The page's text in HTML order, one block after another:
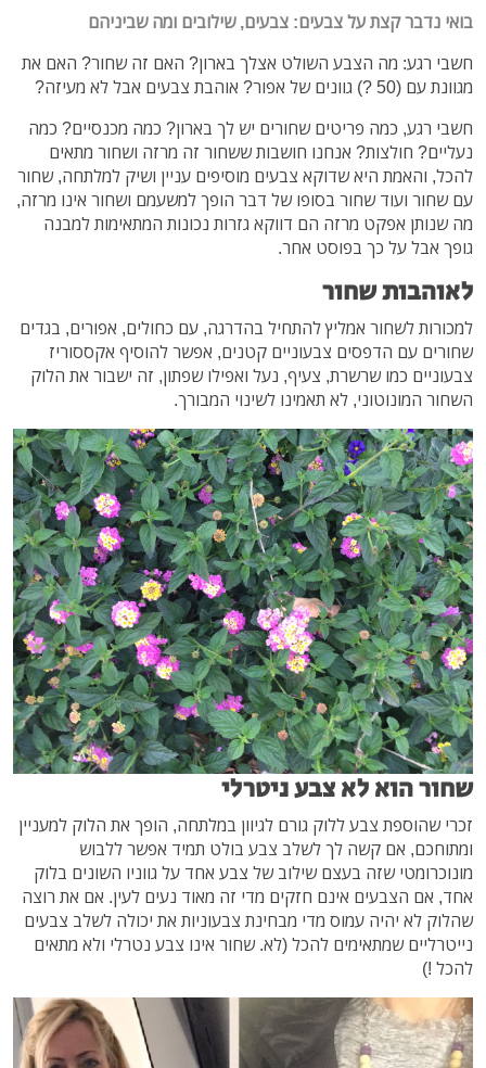
בואי נדבר קצת על צבעים: צבעים, שילובים ומה שביניהם
חשבי רגע: מה הצבע השולט אצלך בארון? האם זה שחור? האם את
מגוונת עם (50 ?) גוונים של אפור? אוהבת צבעים אבל לא מעיזה?
חשבי רגע, כמה פריטים שחורים יש לך בארון? כמה מכנסיים? כמה
נעליים? חולצות? אנחנו חושבות ששחור זה מרזה ושחור מתאים
להכל, והאמת היא שדוקא צבעים מוסיפים עניין ושיק למלתחה, שחור
עם שחור ועוד שחור בסופו של דבר הופך למשעמם ושחור אינו מרזה,
מה שנותן אפקט מרזה הם דווקא גזרות נכונות המתאימות למבנה
גופך אבל על כך בפוסט אחר.
לאוהבות שחור
למכורות לשחור אמליץ להתחיל בהדרגה, עם כחולים, אפורים, בגדים
שחורים עם הדפסים צבעוניים קטנים, אפשר להוסיף אקססוריז
צבעוניים כמו שרשרת, צעיף, נעל ואפילו שפתון, זה ישבור את הלוק
השחור המונוטוני, לא תאמינו לשינוי המבורך.
שחור הוא לא צבע ניטרלי
זכרי שהוספת צבע ללוק גורם לגיוון במלתחה, הופך את הלוק למעניין
ומתוחכם, אם קשה לך לשלב צבע בולט תמיד אפשר ללבוש
מונוכרומטי שזה בעצם שילוב של צבע אחד על גווניו השונים בלוק
אחד, אם הצבעים אינם חזקים מדי זה מאוד נעים לעין. אם את רוצה
שהלוק לא יהיה עמוס מדי מבחינת צבעוניות את יכולה לשלב צבעים
נייטרליים שמתאימים להכל (לא. שחור אינו צבע נטרלי ולא מתאים
להכל !)